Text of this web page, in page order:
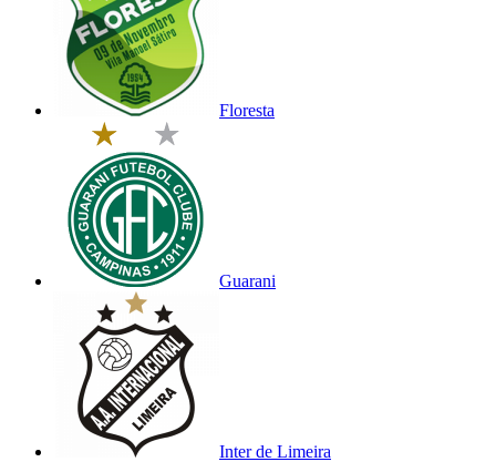
Floresta
Guarani
Inter de Limeira